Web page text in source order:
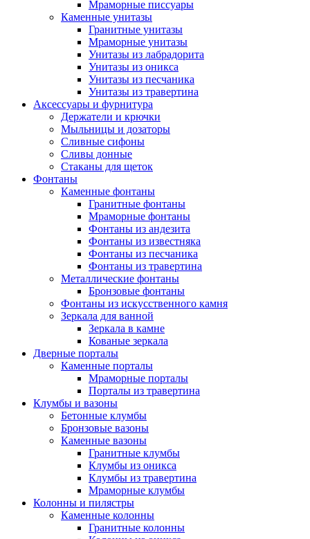
Мраморные писсуары
Каменные унитазы
Гранитные унитазы
Мраморные унитазы
Унитазы из лабрадорита
Унитазы из оникса
Унитазы из песчаника
Унитазы из травертина
Аксессуары и фурнитура
Держатели и крючки
Мыльницы и дозаторы
Сливные сифоны
Сливы донные
Стаканы для щеток
Фонтаны
Каменные фонтаны
Гранитные фонтаны
Мраморные фонтаны
Фонтаны из андезита
Фонтаны из известняка
Фонтаны из песчаника
Фонтаны из травертина
Металлические фонтаны
Бронзовые фонтаны
Фонтаны из искусственного камня
Зеркала для ванной
Зеркала в камне
Кованые зеркала
Дверные порталы
Каменные порталы
Мраморные порталы
Порталы из травертина
Клумбы и вазоны
Бетонные клумбы
Бронзовые вазоны
Каменные вазоны
Гранитные клумбы
Клумбы из оникса
Клумбы из травертина
Мраморные клумбы
Колонны и пилястры
Каменные колонны
Гранитные колонны